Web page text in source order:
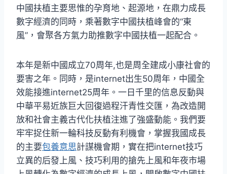
中國扶植主要思惟的孕育地、起源地，在鼎力成長
數字經濟的同時，乘著數字中國扶植峰會的“東
風”，會聚各方氣力助推數字中國扶植一起配合。
本年是新中國成立70周年,也是周全建成小康社會的
要害之年。同時，是internet出生50周年，中國全
效能接進internet25周年。一日千里的信息反動與
中華平易近族巨大回復過程汗青性交匯，為改造開
放和社會主義古代化扶植注進了強盛動能。我們要
牢牢捉住新一輪科技反動有利機會，掌握我國成長
的主要包養意思計謀機會期，實在把internet技巧
立異的后發上風、技巧利用的搶先上風和年夜市場